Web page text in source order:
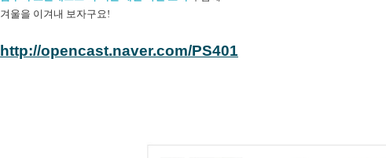
겨울을 이겨내 보자구요!
http://opencast.naver.com/PS401